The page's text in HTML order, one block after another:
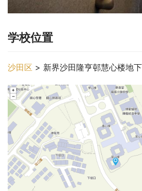
学校位置
沙田区 > 新界沙田隆亨邨慧心楼地下